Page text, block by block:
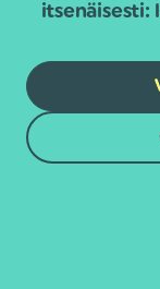
itsenäisesti: